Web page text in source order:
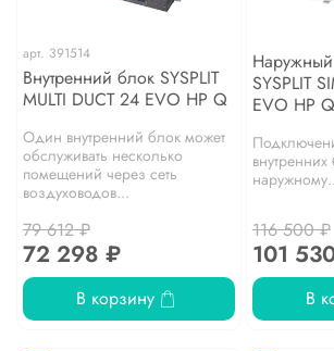
арт. 391514
Внутренний блок SYSPLIT
MULTI DUCT 24 EVO HP Q
Один внутренний блок может
обслуживать несколько
помещений через сеть
воздуховодов...
79 612 ₽
72 298 ₽
В корзину
Наружный
SYSPLIT
EVO HP Q
116 500 ₽
101
В